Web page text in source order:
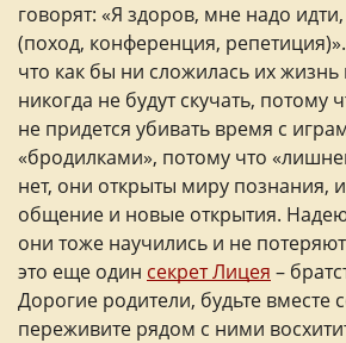
говорят: «Я здоров, мне надо
(поход, конференция,
что как бы ни сложилась их
никогда не будут скучать, потому
не придется убивать время с
«бродилками», потому что
нет, они открыты миру познания,
общение и новые открытия.
они тоже научились и не
это еще один секрет Лицея –
Дорогие родители, будьте вместе
переживите рядом с ними